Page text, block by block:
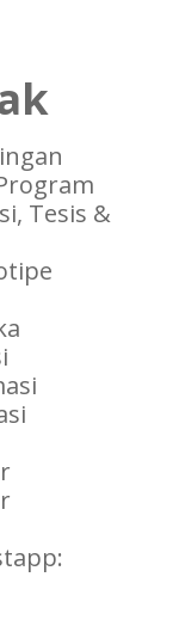
Tesis &